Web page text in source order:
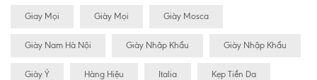
Giay Mọi Giày Mọi Giày Mosca
Giày Nam Hà Nội Giày Nhâp Khẩu Giày Nhập Khẩu
Giày Ý Hàng Hiệu Italia Kẹp Tiền Da